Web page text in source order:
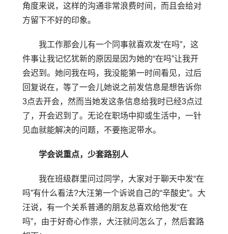
角度来说，这样的沟通非常浪费时间，而且会给对
方留下不好的印象。
我工作那会儿有一个同事就喜欢发“在吗”，这
件事让我记忆犹新的原因是因为她的“在吗”让我开
会迟到。她问我在吗，我没能第一时间看见，过后
回复说在，等了一会儿她说之前发信息是想告诉你
3点去开会，然而当她发这条信息给我时已经3点过
了，开会迟到了。无论在职场中抑或生活中，一针
见血就能解决的问题，不要拖泥带水。
学会说重点，少套路别人
我在班级群里问过同学，大家对于聊天中发“在
吗”有什么看法?大汪第一个诉说自己的“辛酸史”。大
汪说，有一个关系普通的朋友总喜欢给他发“在
吗”，由于好奇心作祟，大汪就问怎么了，然后套路